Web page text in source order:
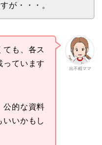
が・・・。
出不精ママ
ても、各ス
っています
公的な資料
いいかもし